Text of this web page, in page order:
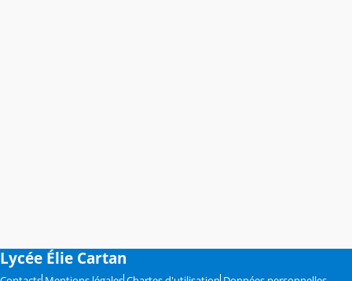
Lycée Élie Cartan